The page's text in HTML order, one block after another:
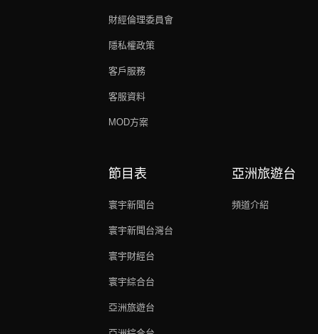
財經倫理委員會
隱私權政策
客戶服務
客服資料
MOD方案
節目表
寰宇新聞台
寰宇新聞台灣台
寰宇財經台
寰宇綜合台
亞洲旅遊台
亞洲旅遊台
頻道介紹